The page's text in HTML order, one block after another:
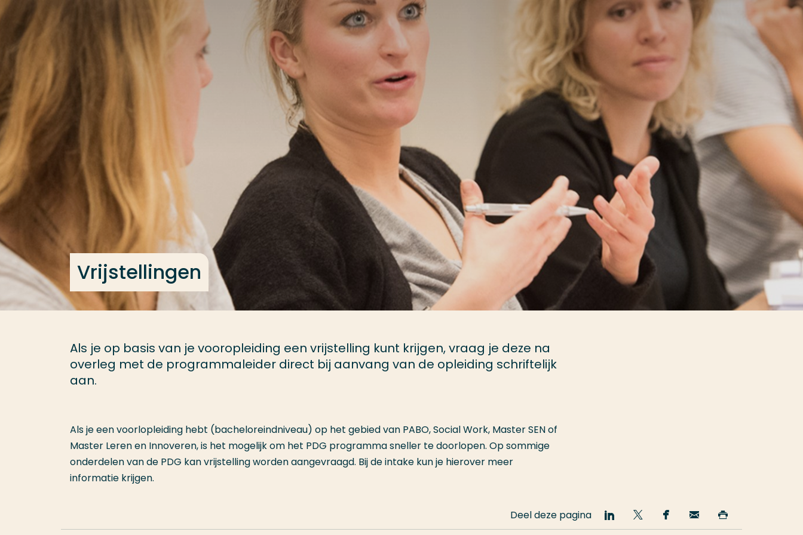
Ga direct naar de content
Vrijstellingen
Als je op basis van je vooropleiding een vrijstelling kunt krijgen, vraag je deze na
overleg met de programmaleider direct bij aanvang van de opleiding schriftelijk
aan.
Als je een voorlopleiding hebt (bacheloreindniveau) op het gebied van PABO, Social Work, Master SEN of
Master Leren en Innoveren, is het mogelijk om het PDG programma sneller te doorlopen. Op sommige
onderdelen van de PDG kan vrijstelling worden aangevraagd. Bij de intake kun je hierover meer
informatie krijgen.
Deel deze pagina
Deel
op
Deel
op
Deel
op
Email
deze deze
Opleiding